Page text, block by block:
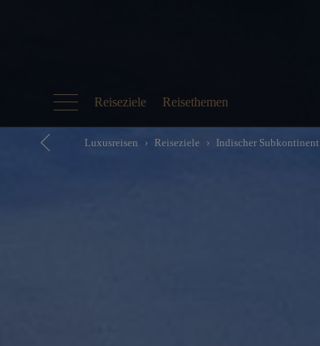
Reiseziele Reisethemen
Luxusreisen Reiseziele Indischer Subkontinent